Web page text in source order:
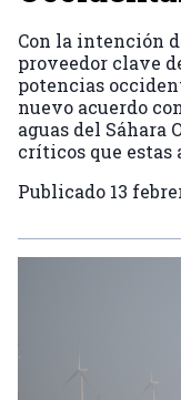
Con la intención
proveedor clave
potencias
nuevo acuerdo
aguas del Sáhara
críticos que estas
Publicado 13